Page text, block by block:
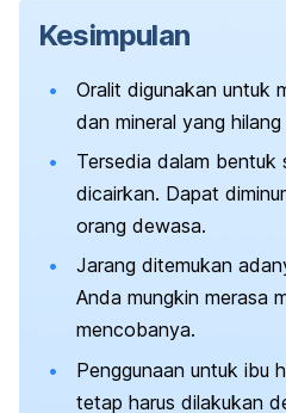
Kesimpulan
Oralit digunakan untuk
dan mineral yang
Tersedia dalam bentuk
dicairkan. Dapat
orang dewasa.
Jarang ditemukan
Anda mungkin merasa
mencobanya.
Penggunaan untuk ibu
tetap harus dilakukan